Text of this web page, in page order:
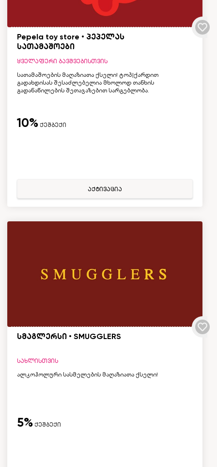
Pepela toy store • პეპელას
სათამაშოები
ყველაფერი ბავშვებისთვის
სათამაშოების მაღაზიათა ქსელი! ტოპ|ქარდით
გადახდისას შესაძლებელია მხოლოდ თანხის
გადანაწილების შეთავაზებით სარგებლობა.
10% ქეშბექი
აქტივაცია
სმაგლერსი • SMUGGLERS
სახლისთვის
ალკოჰოლური სასმელების მაღაზიათა ქსელი!
5% ქეშბექი